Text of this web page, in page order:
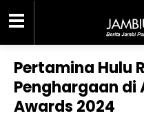
Pertamina Hulu
Penghargaan di
Awards 2024